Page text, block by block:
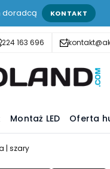
doradcą KONTAKT
224 163 696
Montaż LED Oferta
| szary